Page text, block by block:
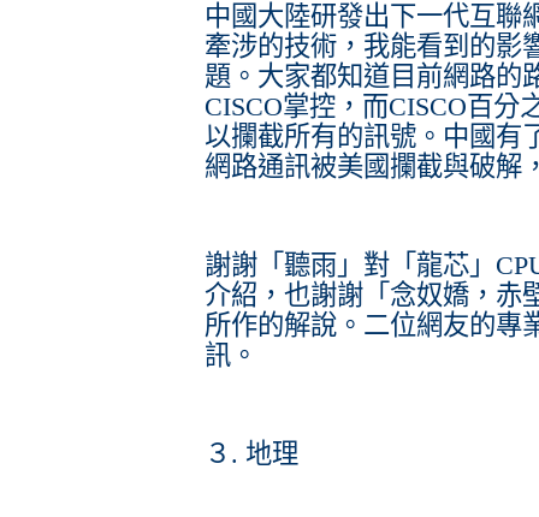
中國大陸研發出下一代互聯
牽涉的技術，我能看到的影
題。大家都知道目前網路的
CISCO掌控，而CISCO百分
以攔截所有的訊號。中國有
網路通訊被美國攔截與破解
謝謝「聽雨」對「龍芯」
介紹，也謝謝「念奴嬌，赤
所作的解說。二位網友的專
訊。
３. 地理